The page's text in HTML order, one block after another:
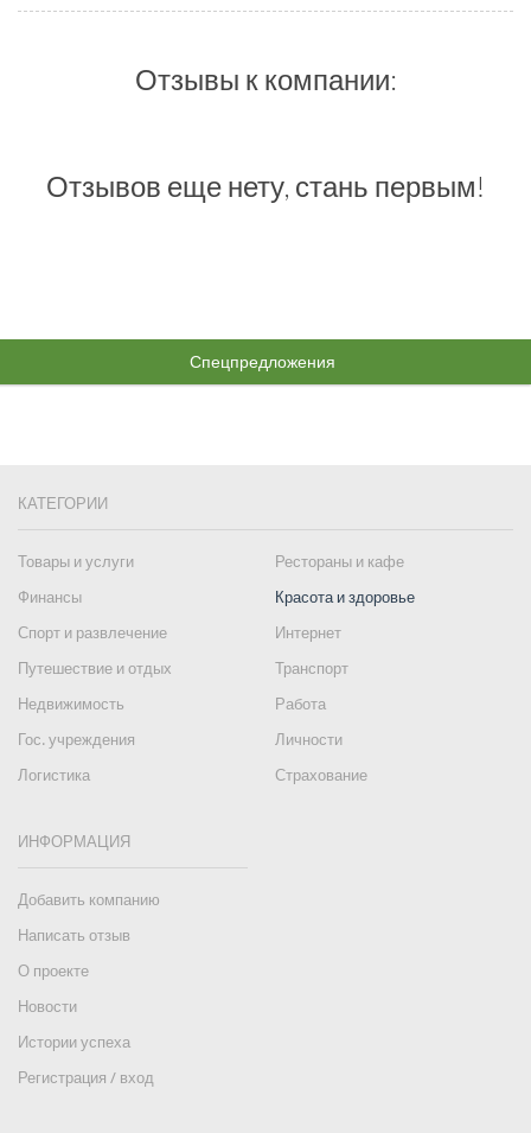
Отзывы к компании:
Отзывов еще нету, стань первым!
Спецпредложения
КАТЕГОРИИ
Товары и услуги
Рестораны и кафе
Финансы
Красота и здоровье
Спорт и развлечение
Интернет
Путешествие и отдых
Транспорт
Недвижимость
Работа
Гос. учреждения
Личности
Логистика
Страхование
ИНФОРМАЦИЯ
Добавить компанию
Написать отзыв
О проекте
Новости
Истории успеха
Регистрация / вход